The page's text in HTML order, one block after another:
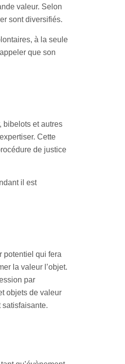
valeur. Selon
sont diversifiés.
à la seule
que son
bibelots et autres
Cette
de justice
il est
potentiel qui fera
la valeur l’objet.
par
objets de valeur
satisfaisante.